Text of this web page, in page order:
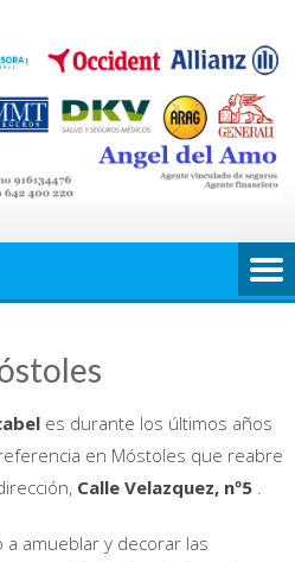
es durante los últimos años
en Móstoles que reabre
Calle Velazquez, nº5 .
amueblar y decorar las